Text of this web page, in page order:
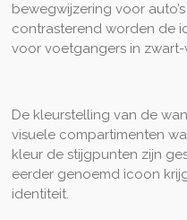
bewegwijzering voor
contrasterend worden de
voor voetgangers in
De kleurstelling van de
visuele compartimenten
kleur de stijgpunten zijn
eerder genoemd icoon
identiteit.